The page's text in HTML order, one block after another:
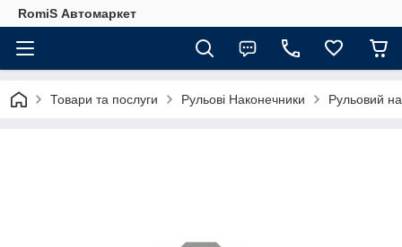
RomiS Автомаркет
Товари та послуги Рульові Наконечники Рульовий